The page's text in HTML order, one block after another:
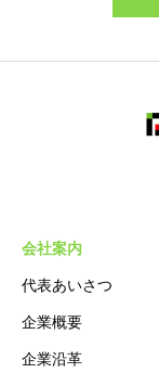
会社案内
代表あいさつ
企業概要
企業沿革